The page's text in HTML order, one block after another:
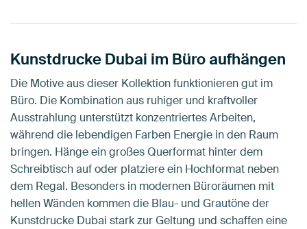
Kunstdrucke Dubai im Büro aufhängen
Die Motive aus dieser Kollektion funktionieren gut im
Büro. Die Kombination aus ruhiger und kraftvoller
Ausstrahlung unterstützt konzentriertes Arbeiten,
während die lebendigen Farben Energie in den Raum
bringen. Hänge ein großes Querformat hinter dem
Schreibtisch auf oder platziere ein Hochformat neben
dem Regal. Besonders in modernen Büroräumen mit
hellen Wänden kommen die Blau- und Grautöne der
Kunstdrucke Dubai stark zur Geltung und schaffen eine